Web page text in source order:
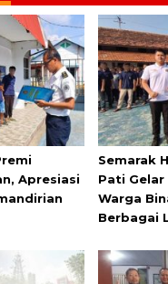
Apresiasi
Semarak
Pati Gelar
Warga
Berbagai